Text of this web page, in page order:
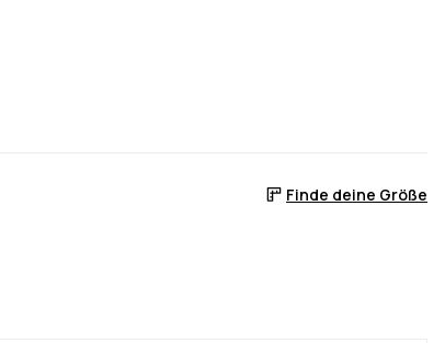
Finde deine Größe